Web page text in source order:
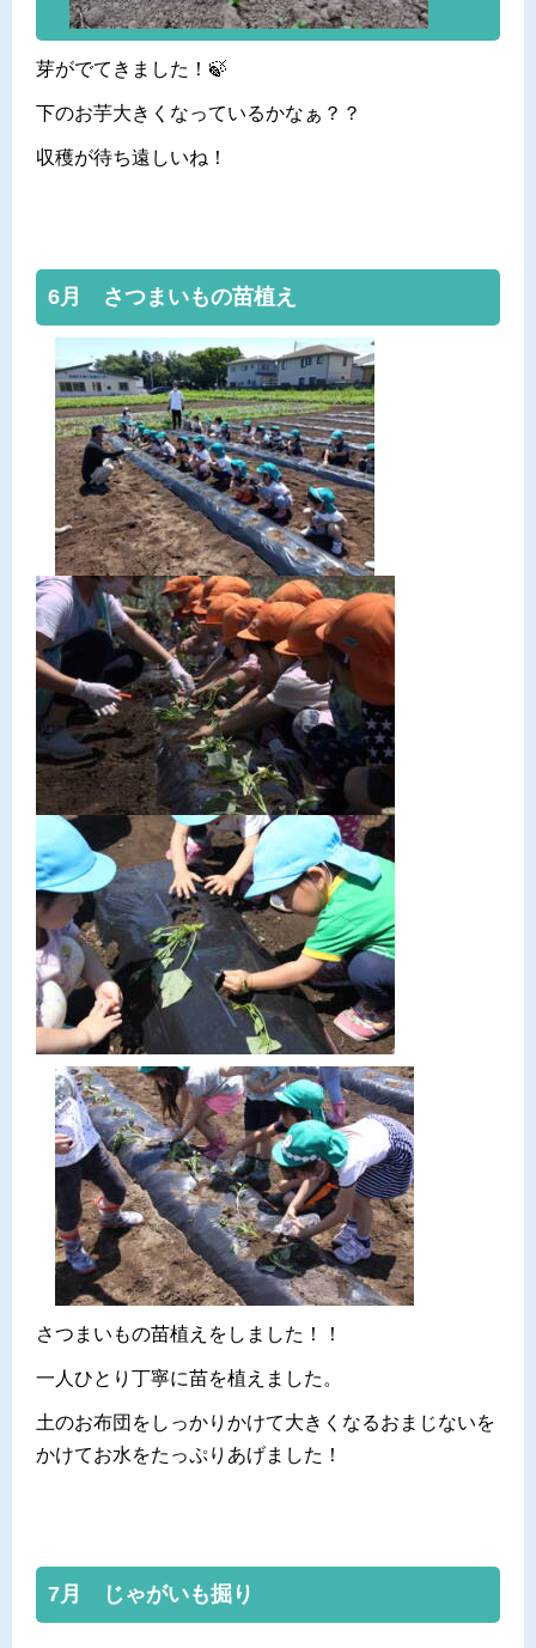
芽がでてきました！🍃
下のお芋大きくなっているかなぁ？？
収穫が待ち遠しいね！
6月 さつまいもの苗植え
さつまいもの苗植えをしました！！
一人ひとり丁寧に苗を植えました。
土のお布団をしっかりかけて大きくなるおまじないを
かけてお水をたっぷりあげました！
7月 じゃがいも掘り